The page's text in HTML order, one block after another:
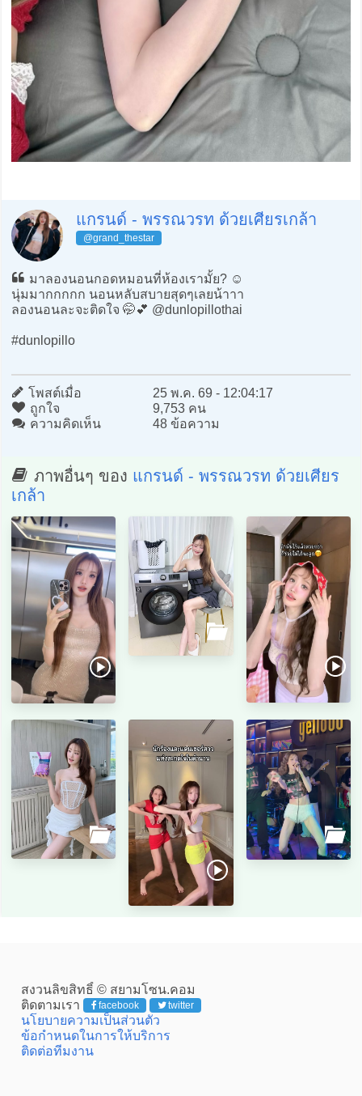
แกรนด์ - พรรณวรท ด้วยเศียรเกล้า
@grand_thestar
มาลองนอนกอดหมอนที่ห้องเรามั้ย? ☺️
นุ่มมากกกกก นอนหลับสบายสุดๆเลยน้าาา
ลองนอนละจะติดใจ 🤭💕 @dunlopillothai
#dunlopillo
โพสต์เมื่อ
25 พ.ค. 69 - 12:04:17
ถูกใจ
9,753 คน
ความคิดเห็น
48 ข้อความ
ภาพอื่นๆ ของ แกรนด์ - พรรณวรท ด้วยเศียร
เกล้า
สงวนลิขสิทธิ์ © สยามโซน.คอม
ติดตามเรา
facebook twitter
นโยบายความเป็นส่วนตัว
ข้อกำหนดในการให้บริการ
ติดต่อทีมงาน